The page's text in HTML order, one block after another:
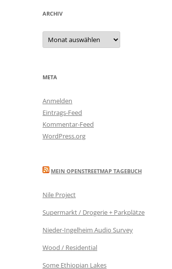
ARCHIV
Archiv
META
Anmelden
Eintrags-Feed
Kommentar-Feed
WordPress.org
MEIN OPENSTREETMAP TAGEBUCH
Nile Project
Supermarkt / Drogerie + Parkplätze
Nieder-Ingelheim Audio Survey
Wood / Residential
Some Ethiopian Lakes